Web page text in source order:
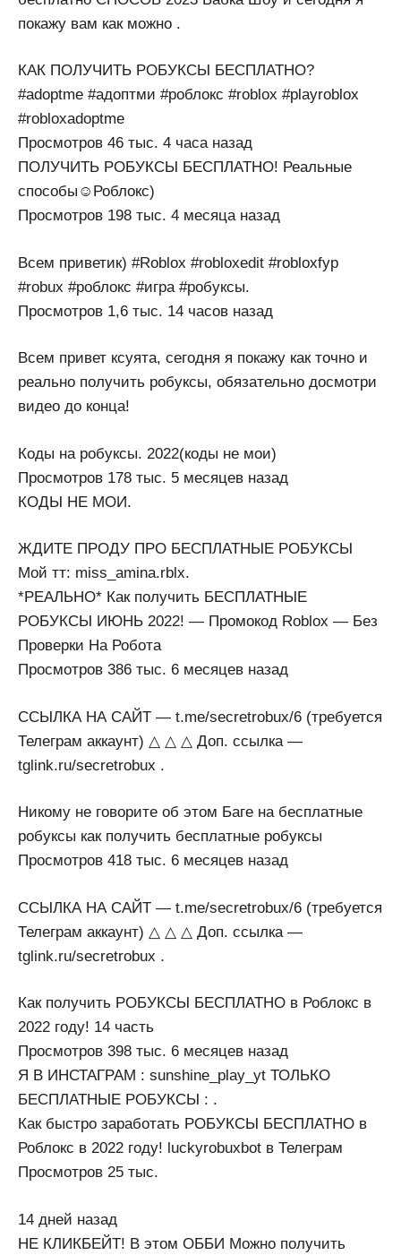
покажу вам как можно .
КАК ПОЛУЧИТЬ РОБУКСЫ БЕСПЛАТНО?
#adoptme #адоптми #роблокс #roblox #playroblox
#robloxadoptme
Просмотров 46 тыс. 4 часа назад
ПОЛУЧИТЬ РОБУКСЫ БЕСПЛАТНО! Реальные
способы☺Роблокс)
Просмотров 198 тыс. 4 месяца назад
Всем приветик) #Roblox #robloxedit #robloxfyp
#robux #роблокс #игра #робуксы.
Просмотров 1,6 тыс. 14 часов назад
Всем привет ксуята, сегодня я покажу как точно и
реально получить робуксы, обязательно досмотри
видео до конца!
Коды на робуксы. 2022(коды не мои)
Просмотров 178 тыс. 5 месяцев назад
КОДЫ НЕ МОИ.
ЖДИТЕ ПРОДУ ПРО БЕСПЛАТНЫЕ РОБУКСЫ
Мой тт: miss_amina.rblx.
*РЕАЛЬНО* Как получить БЕСПЛАТНЫЕ
РОБУКСЫ ИЮНЬ 2022! — Промокод Roblox — Без
Проверки На Робота
Просмотров 386 тыс. 6 месяцев назад
ССЫЛКА НА САЙТ — t.me/secretrobux/6 (требуется
Телеграм аккаунт) △ △ △ Доп. ссылка —
tglink.ru/secretrobux .
Никому не говорите об этом Баге на бесплатные
робуксы как получить бесплатные робуксы
Просмотров 418 тыс. 6 месяцев назад
ССЫЛКА НА САЙТ — t.me/secretrobux/6 (требуется
Телеграм аккаунт) △ △ △ Доп. ссылка —
tglink.ru/secretrobux .
Как получить РОБУКСЫ БЕСПЛАТНО в Роблокс в
2022 году! 14 часть
Просмотров 398 тыс. 6 месяцев назад
Я В ИНСТАГРАМ : sunshine_play_yt ТОЛЬКО
БЕСПЛАТНЫЕ РОБУКСЫ : .
Как быстро заработать РОБУКСЫ БЕСПЛАТНО в
Роблокс в 2022 году! luckyrobuxbot в Телеграм
Просмотров 25 тыс.
14 дней назад
НЕ КЛИКБЕЙТ! В этом ОББИ Можно получить